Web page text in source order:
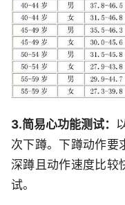
3.简易心功能测试：
次下蹲。下蹲动作要
深蹲且动作速度比较
试。